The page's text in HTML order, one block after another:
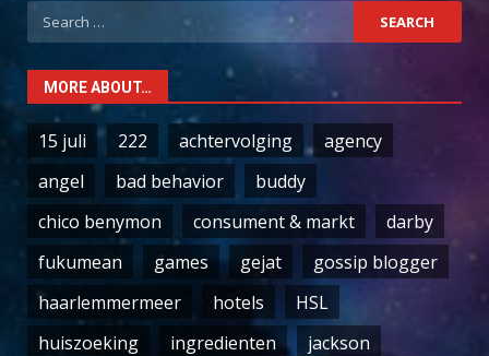
Search
for:
MORE ABOUT…
15 juli 222 achtervolging
agency
angel
bad behavior
buddy
chico benymon
consument & markt
darby
fukumean
games gejat
gossip blogger
haarlemmermeer
hotels
HSL
huiszoeking
ingredienten
jackson